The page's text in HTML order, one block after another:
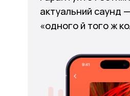
актуальний саунд
«одного й того ж